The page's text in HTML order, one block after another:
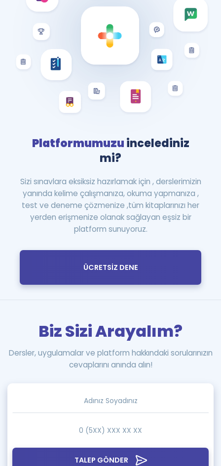
Platformumuzuincelediniz
mi?
Sizi sınavlara eksiksiz hazırlamak için , derslerimizin
yanında kelime çalışmanıza, okuma yapmanıza ,
test ve deneme çözmenize ,tüm kitaplarınızı her
yerden erişmenize olanak sağlayan eşsiz bir
platform sunuyoruz.
ÜCRETSİZ DENE
TALEP GÖNDER
Biz Sizi Arayalım?
Dersler, uygulamalar ve platform hakkındaki sorularınızın
cevaplarını anında alın!